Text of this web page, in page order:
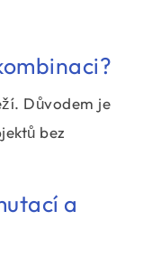
Důvodem je
bez
a